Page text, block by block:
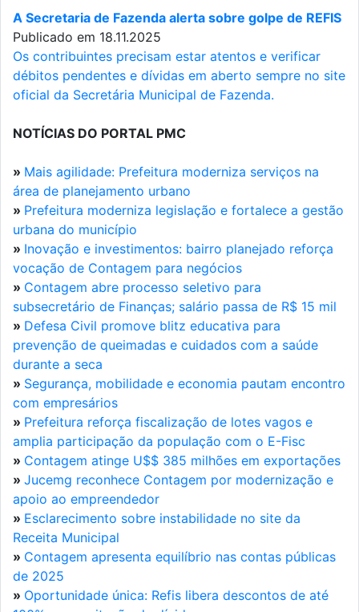
A Secretaria de Fazenda alerta sobre golpe de REFIS
Publicado em 18.11.2025
Os contribuintes precisam estar atentos e verificar
débitos pendentes e dívidas em aberto sempre no site
oficial da Secretária Municipal de Fazenda.
NOTÍCIAS DO PORTAL PMC
» Mais agilidade: Prefeitura moderniza serviços na
área de planejamento urbano
» Prefeitura moderniza legislação e fortalece a gestão
urbana do município
» Inovação e investimentos: bairro planejado reforça
vocação de Contagem para negócios
» Contagem abre processo seletivo para
subsecretário de Finanças; salário passa de R$ 15 mil
» Defesa Civil promove blitz educativa para
prevenção de queimadas e cuidados com a saúde
durante a seca
» Segurança, mobilidade e economia pautam encontro
com empresários
» Prefeitura reforça fiscalização de lotes vagos e
amplia participação da população com o E-Fisc
» Contagem atinge U$$ 385 milhões em exportações
» Jucemg reconhece Contagem por modernização e
apoio ao empreendedor
» Esclarecimento sobre instabilidade no site da
Receita Municipal
» Contagem apresenta equilíbrio nas contas públicas
de 2025
» Oportunidade única: Refis libera descontos de até